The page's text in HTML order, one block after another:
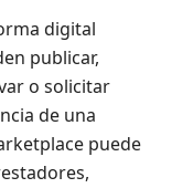
digital
publicar,
o solicitar
de una
puede